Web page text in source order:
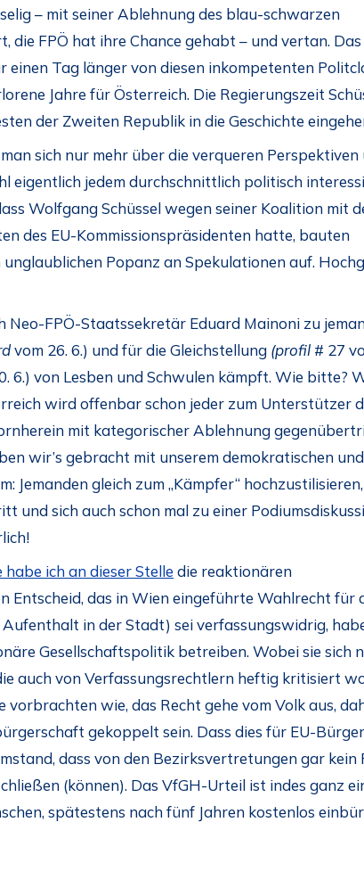
– mit seiner Ablehnung des blau-schwarzen
die FPÖ hat ihre Chance gehabt – und vertan.
einen Tag länger von diesen inkompetenten
Jahre für Österreich. Die Regierungszeit
der Zweiten Republik in die Geschichte
sich nur mehr über die verqueren Perspektiven
eigentlich jedem durchschnittlich politisch
Wolfgang Schüssel wegen seiner Koalition mit
des EU-Kommissionspräsidenten hatte, bauten
Popanz an Spekulationen auf.
FPÖ-Staatssekretär Eduard Mainoni zu
vom 26. 6.) und für die Gleichstellung (profil # 27
6.) von Lesben und Schwulen kämpft. Wie bitte?
wird offenbar schon jeder zum Unterstützer
mit kategorischer Ablehnung
wir’s gebracht mit unserem demokratischen und
Jemanden gleich zum „Kämpfer“
sich auch schon mal zu einer
ich an dieser Stelle die reaktionären
das in Wien eingeführte Wahlrecht für
in der Stadt) sei verfassungswidrig,
Gesellschaftspolitik betreiben. Wobei sie sich
auch von Verfassungsrechtlern heftig kritisiert
wie, das Recht gehe vom Volk aus,
gekoppelt sein. Dass dies für EU-
dass von den Bezirksvertretungen gar kein
(können). Das VfGH-Urteil ist indes ganz
spätestens nach fünf Jahren kostenlos